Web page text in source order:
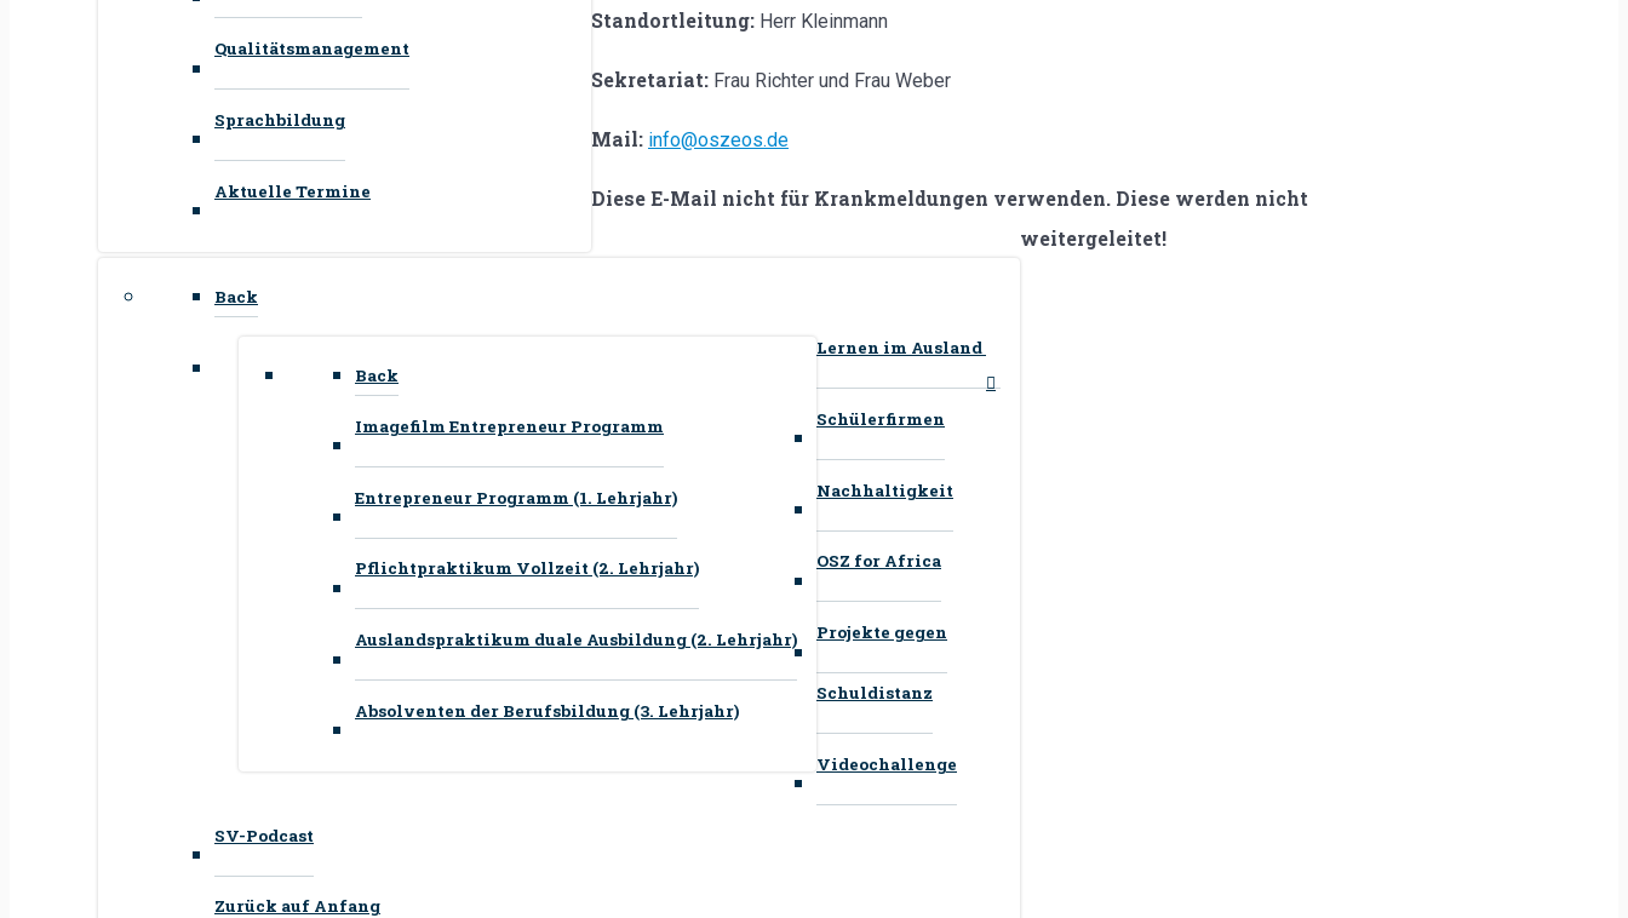
Qualitätsmanagement
Sprachbildung
Aktuelle Termine
Back
Lernen im Ausland
Back
Imagefilm Entrepreneur Programm
Entrepreneur Programm (1. Lehrjahr)
Pflichtpraktikum Vollzeit (2. Lehrjahr)
Auslandspraktikum duale Ausbildung (2. Lehrjahr)
Absolventen der Berufsbildung (3. Lehrjahr)
Schülerfirmen
Nachhaltigkeit
OSZ for Africa
Projekte gegen
Schuldistanz
Videochallenge
SV-Podcast
Zurück auf Anfang
Standortleitung: Herr Kleinmann
Sekretariat: Frau Richter und Frau Weber
Mail: info@oszeos.de
Diese E-Mail nicht für Krankmeldungen verwenden. Diese werden nicht
weitergeleitet!